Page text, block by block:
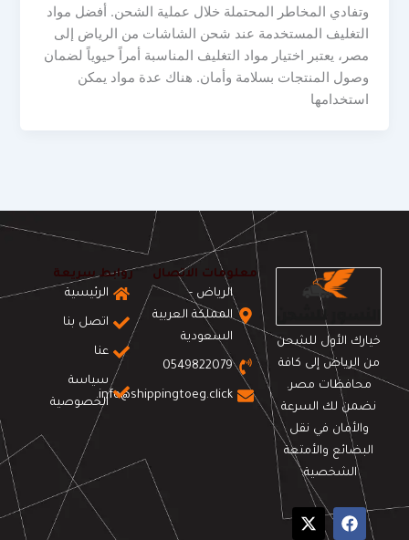
وتفادي المخاطر المحتملة خلال عملية الشحن. أفضل مواد
التغليف المستخدمة عند شحن الشاشات من الرياض إلى
مصر، يعتبر اختيار مواد التغليف المناسبة أمراً حيوياً لضمان
وصول المنتجات بسلامة وأمان. هناك عدة مواد يمكن
استخدامها
خيارك الأول للشحن
من الرياض إلى كافة
محافظات مصر.
نضمن لك السرعة
والأمان في نقل
البضائع والأمتعة
الشخصية.
F
a
X
-
Y
o
معلومات الاتصال
الرياض -
المملكة العربية
السعودية
0549822079
info@shippingtoeg.click
روابط سريعة
الرئيسية
اتصل بنا
عنا
سياسة
الخصوصية